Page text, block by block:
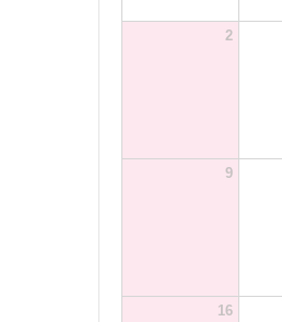
2
9
16